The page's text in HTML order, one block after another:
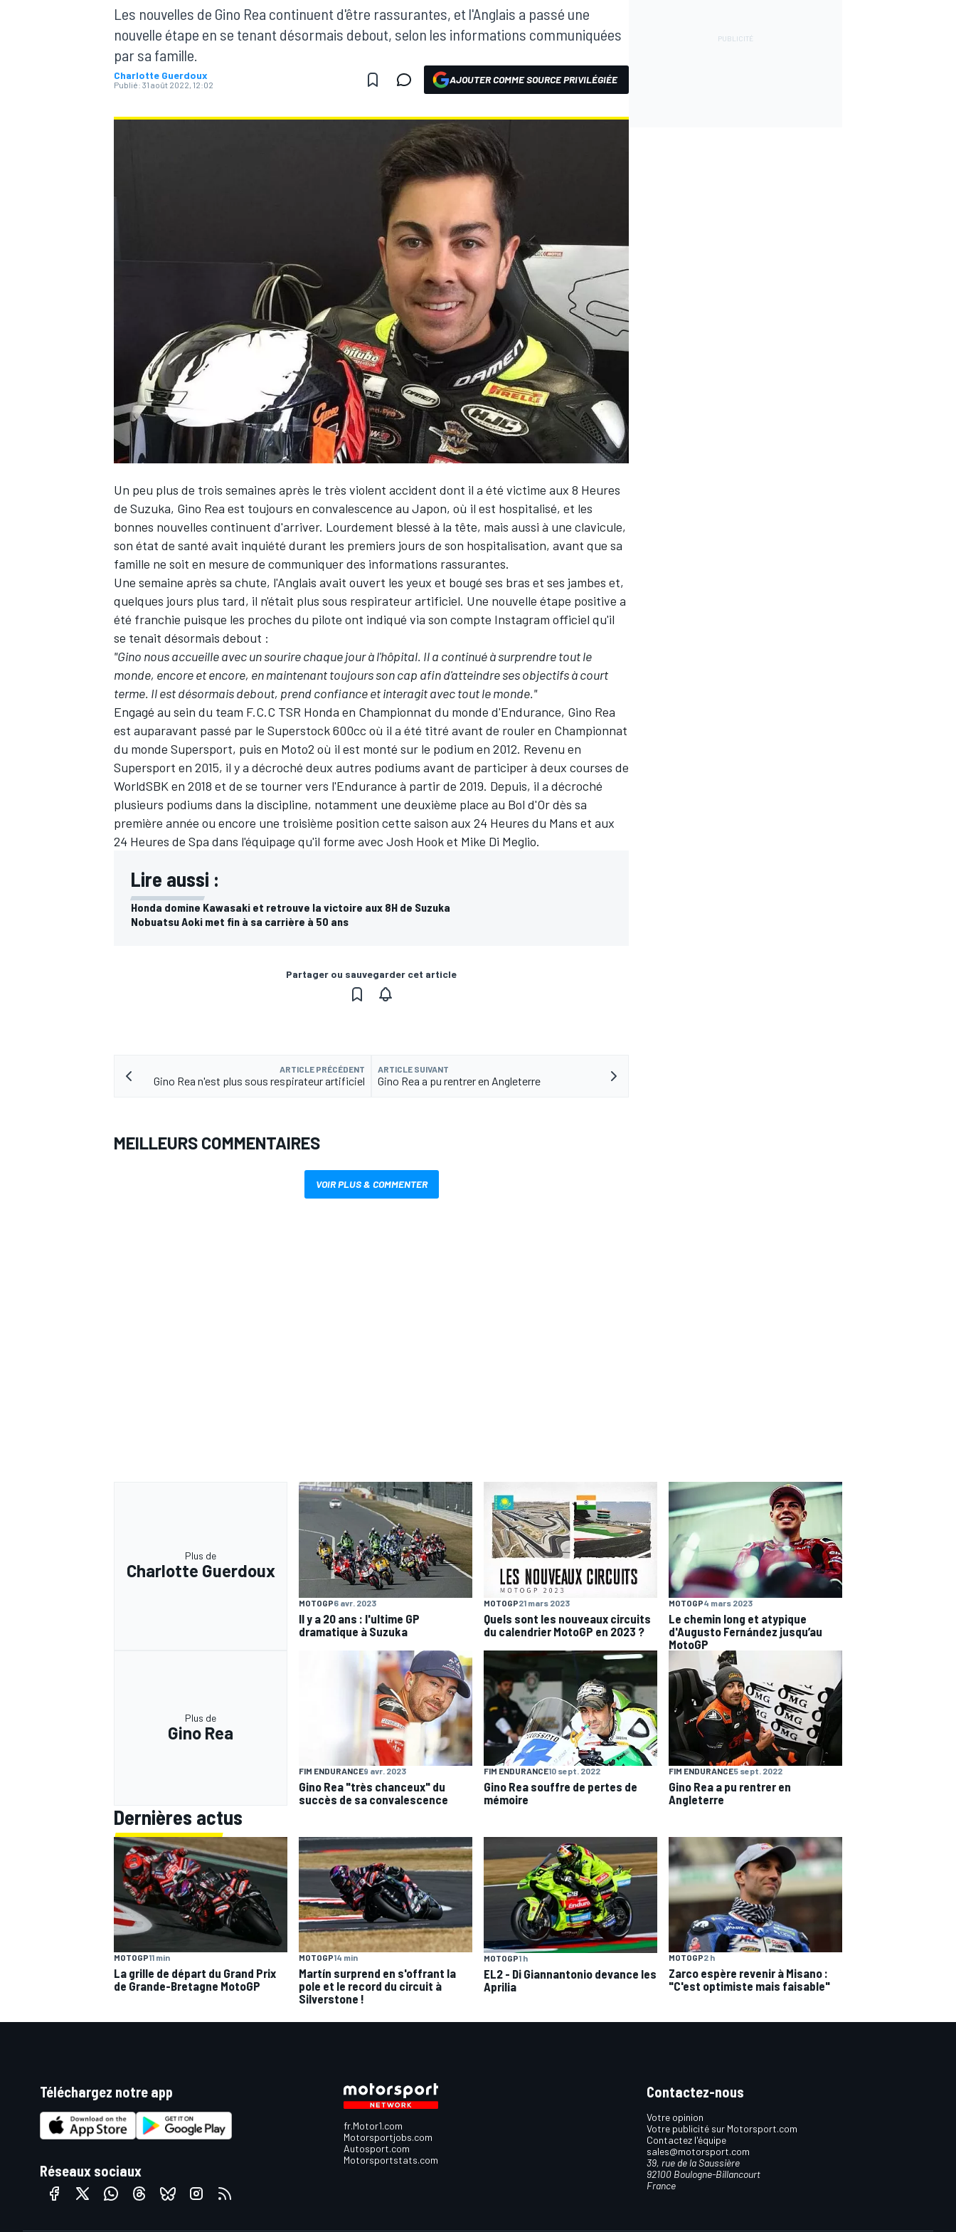
Les nouvelles de Gino Rea continuent d'être rassurantes, et l'Anglais a passé une
nouvelle étape en se tenant désormais debout, selon les informations communiquées
par sa famille.
Charlotte Guerdoux
Publié: 31 août 2022, 12:02 AJOUTER COMME SOURCE PRIVILÉGIÉE
Un peu plus de trois semaines après le très violent accident dont il a été victime aux 8 Heures
de Suzuka, Gino Rea est toujours en convalescence au Japon, où il est hospitalisé, et les
bonnes nouvelles continuent d'arriver. Lourdement blessé à la tête, mais aussi à une clavicule,
son état de santé avait inquiété durant les premiers jours de son hospitalisation, avant que sa
famille ne soit en mesure de communiquer des informations rassurantes.
Une semaine après sa chute, l'Anglais avait ouvert les yeux et bougé ses bras et ses jambes et,
quelques jours plus tard, il n'était plus sous respirateur artificiel. Une nouvelle étape positive a
été franchie puisque les proches du pilote ont indiqué via son compte Instagram officiel qu'il
se tenait désormais debout :
"Gino nous accueille avec un sourire chaque jour à l'hôpital. Il a continué à surprendre tout le
monde, encore et encore, en maintenant toujours son cap afin d'atteindre ses objectifs à court
terme. Il est désormais debout, prend confiance et interagit avec tout le monde."
Engagé au sein du team F.C.C TSR Honda en Championnat du monde d'Endurance, Gino Rea
est auparavant passé par le Superstock 600cc où il a été titré avant de rouler en Championnat
du monde Supersport, puis en Moto2 où il est monté sur le podium en 2012. Revenu en
Supersport en 2015, il y a décroché deux autres podiums avant de participer à deux courses de
WorldSBK en 2018 et de se tourner vers l'Endurance à partir de 2019. Depuis, il a décroché
plusieurs podiums dans la discipline, notamment une deuxième place au Bol d'Or dès sa
première année ou encore une troisième position cette saison aux 24 Heures du Mans et aux
24 Heures de Spa dans l'équipage qu'il forme avec Josh Hook et Mike Di Meglio.
Lire aussi :
Honda domine Kawasaki et retrouve la victoire aux 8H de Suzuka
Nobuatsu Aoki met fin à sa carrière à 50 ans
Partager ou sauvegarder cet article
ARTICLE PRÉCÉDENT
Gino Rea n'est plus sous respirateur artificiel
ARTICLE SUIVANT
Gino Rea a pu rentrer en Angleterre
MEILLEURS COMMENTAIRES
VOIR PLUS & COMMENTER
Plus de
Charlotte Guerdoux
MOTOGP6 avr. 2023
Il y a 20 ans : l'ultime GP
dramatique à Suzuka
MOTOGP21 mars 2023
Quels sont les nouveaux circuits
du calendrier MotoGP en 2023 ?
MOTOGP4 mars 2023
Le chemin long et atypique
d'Augusto Fernández jusqu’au
MotoGP
Plus de
Gino Rea
FIM ENDURANCE9 avr. 2023
Gino Rea "très chanceux" du
succès de sa convalescence
FIM ENDURANCE10 sept. 2022
Gino Rea souffre de pertes de
mémoire
FIM ENDURANCE5 sept. 2022
Gino Rea a pu rentrer en
Angleterre
Dernières actus
MOTOGP11 min
La grille de départ du Grand Prix
de Grande-Bretagne MotoGP
MOTOGP14 min
Martín surprend en s'offrant la
pole et le record du circuit à
Silverstone !
MOTOGP1 h
EL2 - Di Giannantonio devance les
Aprilia
MOTOGP2 h
Zarco espère revenir à Misano :
"C'est optimiste mais faisable"
Téléchargez notre app
Réseaux sociaux
fr.Motor1.com
Motorsportjobs.com
Autosport.com
Motorsportstats.com
Contactez-nous
Votre opinion
Votre publicité sur Motorsport.com
Contactez l'équipe
sales@motorsport.com
39, rue de la Saussière
92100 Boulogne-Billancourt
France